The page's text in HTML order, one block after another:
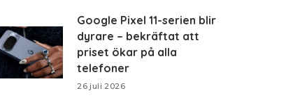
Google Pixel 11-serien blir
dyrare – bekräftat att
priset ökar på alla
telefoner
26 juli 2026